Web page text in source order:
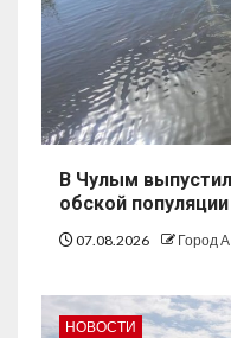
В Чулым
обской популяции
07.08.2026 Город А
НОВОСТИ